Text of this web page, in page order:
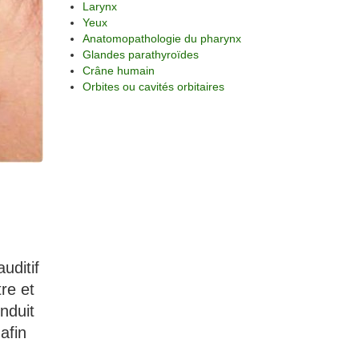
et
Larynx
Yeux
Anatomopathologie du pharynx
Glandes parathyroïdes
Crâne humain
Orbites ou cavités orbitaires